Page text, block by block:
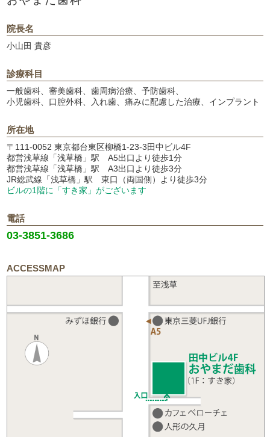
院長名
小山田 貴彦
診療科目
一般歯科、審美歯科、歯周病治療、予防歯科、
小児歯科、口腔外科、入れ歯、痛みに配慮した治療、インプラント
所在地
〒111-0052 東京都台東区柳橋1-23-3田中ビル4F
都営浅草線「浅草橋」駅 A5出口より徒歩1分
都営浅草線「浅草橋」駅 A3出口より徒歩3分
JR総武線「浅草橋」駅 東口（両国側）より徒歩3分
ビルの1階に「すき家」がございます
電話
03-3851-3686
ACCESSMAP